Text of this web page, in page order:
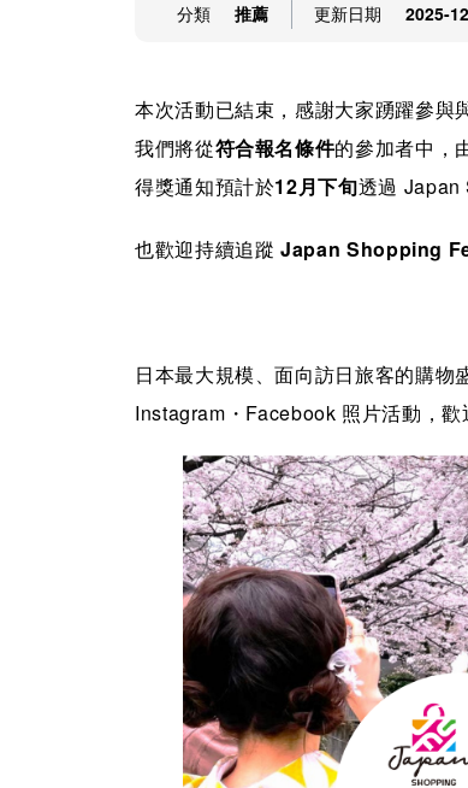
分類 推薦 更新日期 2025-
本次活動已結束，感謝大家踴躍參與
我們將從符合報名條件的參加者中，
得獎通知預計於12月下旬透過 Japan
也歡迎持續追蹤Japan Shopping
日本最⼤規模、面向訪日旅客的購
Instagram・Facebook 照片活動，歡